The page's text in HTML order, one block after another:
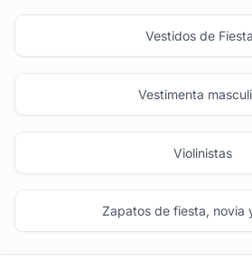
Vestidos de
Vestimenta
Violinistas
Zapatos de fiesta, novia